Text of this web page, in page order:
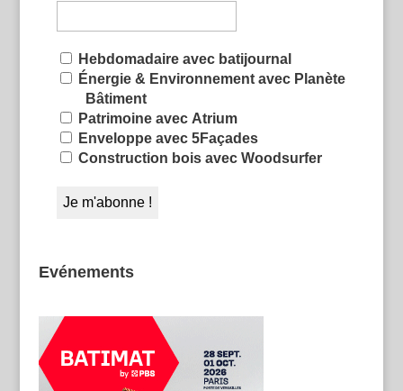
Hebdomadaire avec batijournal
Énergie & Environnement avec Planète
Bâtiment
Patrimoine avec Atrium
Enveloppe avec 5Façades
Construction bois avec Woodsurfer
Evénements